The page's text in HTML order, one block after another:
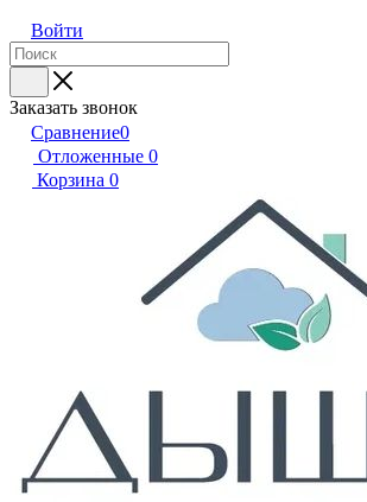
Войти
Заказать звонок
Сравнение0
Отложенные 0
Корзина 0